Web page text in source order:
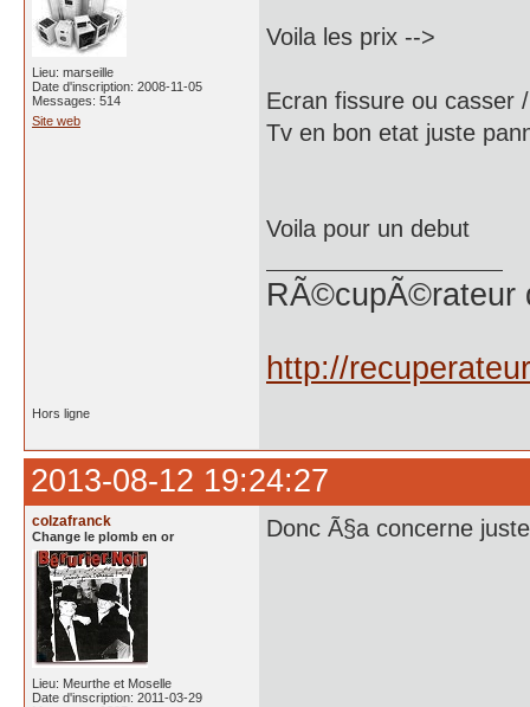
Lieu: marseille
Date d'inscription: 2008-11-05
Messages: 514
Site web
Voila les prix -->
Ecran fissure ou casser
Tv en bon etat juste
Voila pour un debut
RÃ©cupÃ©rateur
http://
Hors ligne
2013-08-12 19:24:27
colzafranck
Change le plomb en or
Lieu: Meurthe et Moselle
Date d'inscription: 2011-03-29
Donc Ã§a concerne